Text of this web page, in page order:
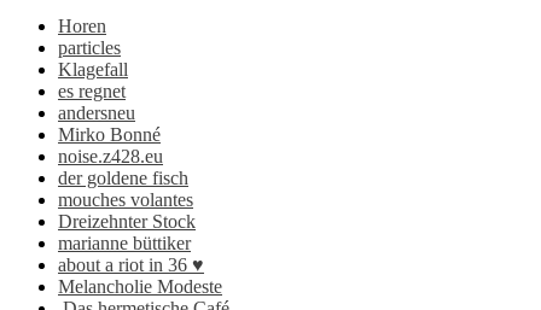
Horen
particles
Klagefall
es regnet
andersneu
Mirko Bonné
noise.z428.eu
der goldene fisch
mouches volantes
Dreizehnter Stock
marianne büttiker
about a riot in 36 ♥
Melancholie Modeste